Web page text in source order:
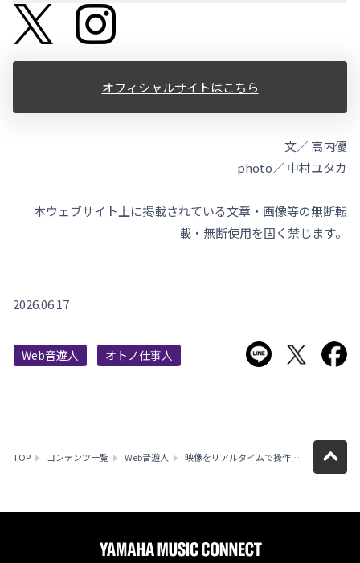
オフィシャルサイトはこちら
文／ 高内優
photo／ 中村ユタカ
本ウェブサイト上に掲載されている文章・画像等の無断転
載・無断使用を固く禁じます。
2026.06.17
Web音遊人 オトノ仕事人 LINEで送るTwitterで
TOP コンテンツ一覧 Web音遊人 映像をリアルタイムで操作し、音楽と一体となって空間を演出する／VJの仕事